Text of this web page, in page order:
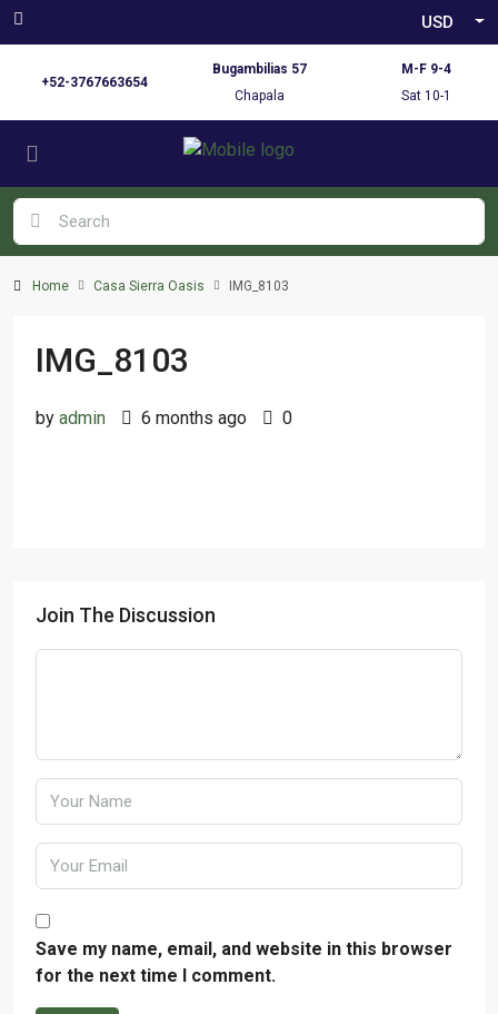
USD
+52-3767663654
Bugambilias 57
Chapala
M-F 9-4
Sat 10-1
Home Casa Sierra Oasis IMG_8103
IMG_8103
by admin 6 months ago 0
Join The Discussion
Save my name, email, and website in this browser
for the next time I comment.